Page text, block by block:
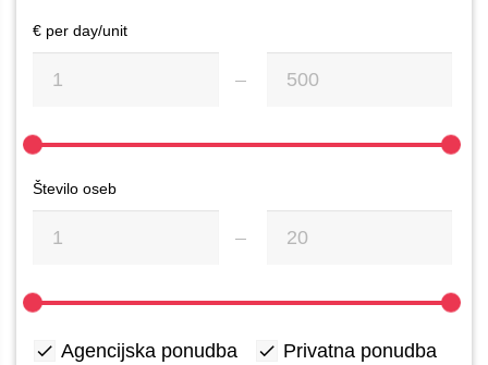
€ per day/unit
Število oseb
Agencijska ponudba Privatna ponudba